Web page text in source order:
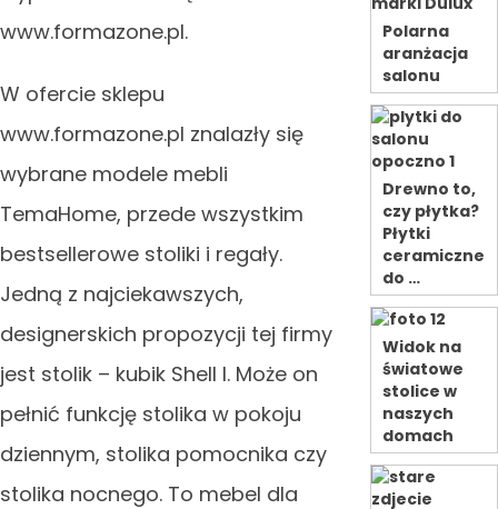
www.formazone.pl.
W ofercie sklepu
www.formazone.pl znalazły się
wybrane modele mebli
TemaHome, przede wszystkim
bestsellerowe stoliki i regały.
Jedną z najciekawszych,
designerskich propozycji tej firmy
jest stolik – kubik Shell I. Może on
pełnić funkcję stolika w pokoju
dziennym, stolika pomocnika czy
stolika nocnego. To mebel dla
Polarna
aranżacja
salonu
Drewno to,
czy płytka?
Płytki
ceramiczne
do …
Widok na
światowe
stolice w
naszych
domach